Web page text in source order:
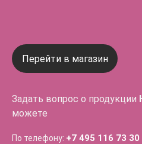
Перейти в магазин
Задать вопрос о продукции
можете
По телефону: +7 495 116 73 30